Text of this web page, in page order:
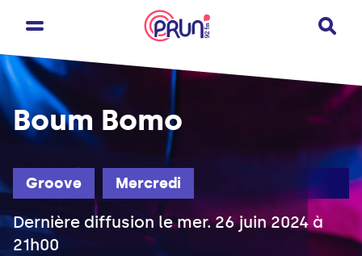
Groove Mercredi
Boum Bomo
Dernière diffusion le mer. 26 juin 2024 à
21h00